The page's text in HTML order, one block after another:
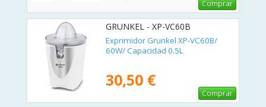
Comprar
GRUNKEL - XP-VC60B
Exprimidor Grunkel XP-VC60B/
60W/ Capacidad 0.5L
30,50 €
Comprar